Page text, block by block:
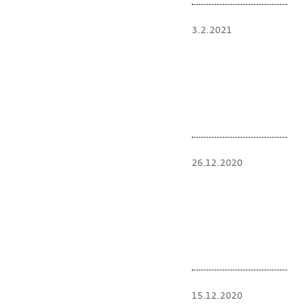
3.2.2021
26.12.2020
15.12.2020